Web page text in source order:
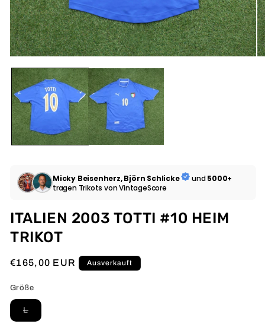
Micky Beisenherz, Björn Schlicke und5000+
tragen Trikots von VintageScore
ITALIEN 2003 TOTTI #10 HEIM
TRIKOT
Normaler
€165,00 EUR Ausverkauft
Größe
LVariante
ausverkauft